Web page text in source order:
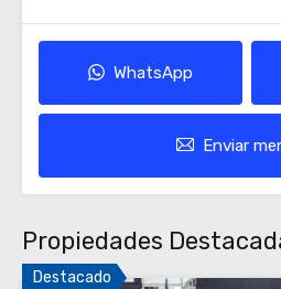
WhatsApp
Enviar
Propiedades
Destacado